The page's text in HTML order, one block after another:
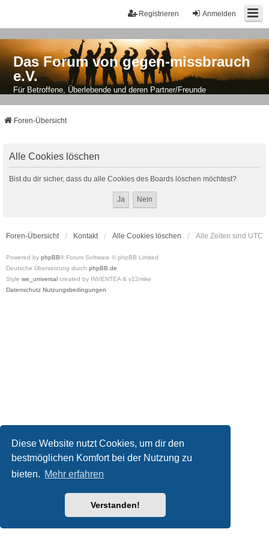
Diese Website nutzt Cookies, um dir den
bestmöglichen Komfort bei der Nutzung zu
bieten. Mehr erfahren
Verstanden!
Anmelden
Registrieren
Das Forum von gegen-missbrauch
e.V.
Für Betroffene, Überlebende und deren Partner/Freunde
Foren-Übersicht
Alle Cookies löschen
Bist du dir sicher, dass du alle Cookies des Boards löschen möchtest?
Foren-Übersicht Kontakt Alle Cookies löschen Alle Zeiten sind UTC
Powered by phpBB® Forum Software © phpBB Limited
Deutsche Übersetzung durch phpBB.de
Style we_universal created by INVENTEA & v12mike
Datenschutz Nutzungsbedingungen